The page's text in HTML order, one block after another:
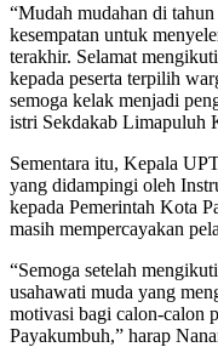
“Mudah mudahan di
kesempatan untuk
terakhir. Selamat
kepada peserta terpilih
semoga kelak menjadi
istri Sekdakab Limapuluh
Sementara itu, Kepala
yang didampingi oleh
kepada Pemerintah Kota
masih mempercayakan
“Semoga setelah
usahawati muda yang
motivasi bagi calon-calon
Payakumbuh,” harap